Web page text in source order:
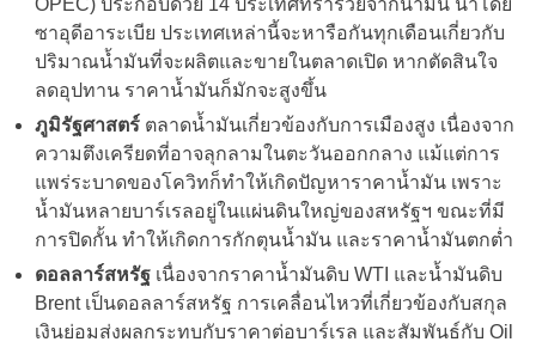
OPEC) ประกอบด้วย 14 ประเทศที่ร่ำรวยจากน้ำมัน นำโดย
ซาอุดีอาระเบีย ประเทศเหล่านี้จะหารือกันทุกเดือนเกี่ยวกับ
ปริมาณน้ำมันที่จะผลิตและขายในตลาดเปิด หากตัดสินใจ
ลดอุปทาน ราคาน้ำมันก็มักจะสูงขึ้น
ภูมิรัฐศาสตร์ ตลาดน้ำมันเกี่ยวข้องกับการเมืองสูง เนื่องจาก
ความตึงเครียดที่อาจลุกลามในตะวันออกกลาง แม้แต่การ
แพร่ระบาดของโควิทก็ทำให้เกิดปัญหาราคาน้ำมัน เพราะ
น้ำมันหลายบาร์เรลอยู่ในแผ่นดินใหญ่ของสหรัฐฯ ขณะที่มี
การปิดกั้น ทำให้เกิดการกักตุนน้ำมัน และราคาน้ำมันตกต่ำ
ดอลลาร์สหรัฐ เนื่องจากราคาน้ำมันดิบ WTI และน้ำมันดิบ
Brent เป็นดอลลาร์สหรัฐ การเคลื่อนไหวที่เกี่ยวข้องกับสกุล
เงินย่อมส่งผลกระทบกับราคาต่อบาร์เรล และสัมพันธ์กับ Oil